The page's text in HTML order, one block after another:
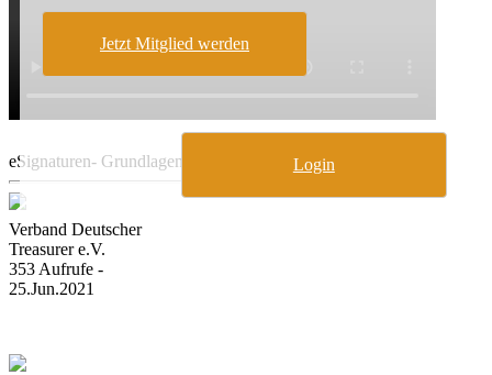
Jetzt Mitglied werden
Login
eSignaturen- Grundlagen, Live-Demo und Fragerunde
Verband Deutscher
Treasurer e.V.
353 Aufrufe -
25.Jun.2021